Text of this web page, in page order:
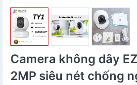
Camera không dây
2MP siêu nét chống